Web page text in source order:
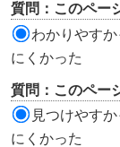
ア
質問：このペー
わかりやすか
にくかった
質問：このペー
見つけやすか
にくかった